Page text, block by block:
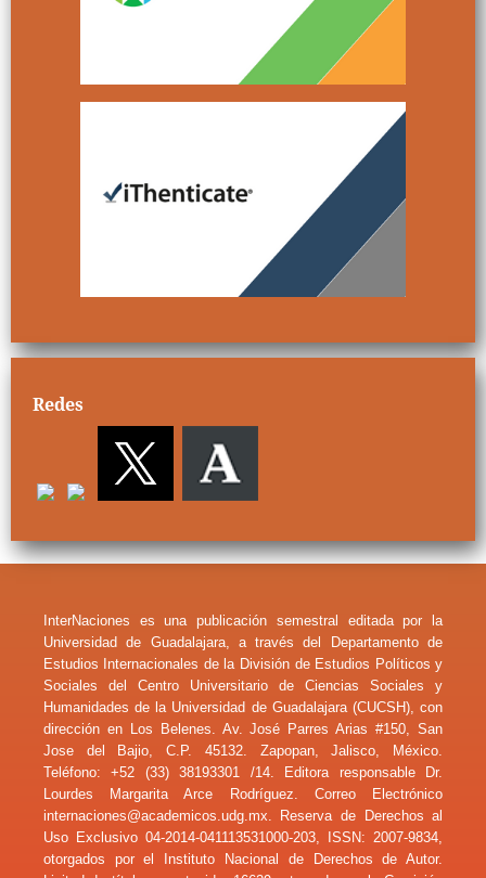
Redes
InterNaciones es una publicación semestral editada por la
Universidad de Guadalajara, a través del Departamento de
Estudios Internacionales de la División de Estudios Políticos y
Sociales del Centro Universitario de Ciencias Sociales y
Humanidades de la Universidad de Guadalajara (CUCSH), con
dirección en Los Belenes. Av. José Parres Arias #150, San
Jose del Bajio, C.P. 45132. Zapopan, Jalisco, México.
Teléfono: +52 (33) 38193301 /14. Editora responsable Dr.
Lourdes Margarita Arce Rodríguez. Correo Electrónico
internaciones@academicos.udg.mx. Reserva de Derechos al
Uso Exclusivo 04-2014-041113531000-203, ISSN: 2007-9834,
otorgados por el Instituto Nacional de Derechos de Autor.